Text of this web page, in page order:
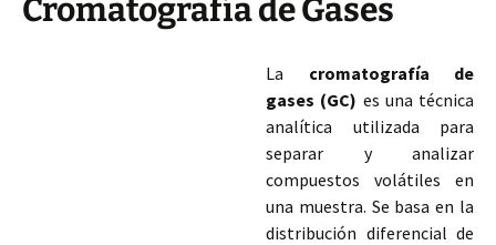
Cromatografía de Gases
La cromatografía de
gases (GC) es una técnica
analítica utilizada para
separar y analizar
compuestos volátiles en
una muestra. Se basa en la
distribución diferencial de